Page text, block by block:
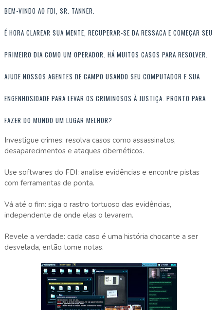
BEM-VINDO AO FDI, SR. TANNER.
É HORA CLAREAR SUA MENTE, RECUPERAR-SE DA RESSACA E COMEÇAR SEU
PRIMEIRO DIA COMO UM OPERADOR. HÁ MUITOS CASOS PARA RESOLVER.
AJUDE NOSSOS AGENTES DE CAMPO USANDO SEU COMPUTADOR E SUA
ENGENHOSIDADE PARA LEVAR OS CRIMINOSOS À JUSTIÇA. PRONTO PARA
FAZER DO MUNDO UM LUGAR MELHOR?
Investigue crimes: resolva casos como assassinatos,
desaparecimentos e ataques cibernéticos.
Use softwares do FDI: analise evidências e encontre pistas
com ferramentas de ponta.
Vá até o fim: siga o rastro tortuoso das evidências,
independente de onde elas o levarem.
Revele a verdade: cada caso é uma história chocante a ser
desvelada, então tome notas.